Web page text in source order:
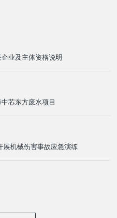
业及主体资格说明
芯东方废水项目
展机械伤害事故应急演练